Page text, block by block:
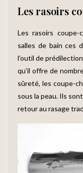
Les rasoirs
Les rasoirs
salles de bain ces
l’outil de
qu’il offre de
sûreté, les coupe-
sous la peau. Ils
retour au rasage